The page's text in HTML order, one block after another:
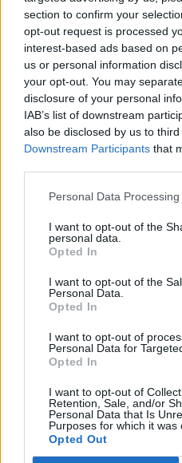
section to confirm your
opt-out request is processed
interest-based ads based on
us or personal information
your opt-out. You may
disclosure of your personal
IAB’s list of downstream
also be disclosed by us to
Downstream Participants that
Personal Data
I want to opt-out of the
personal data.
Opted In
I want to opt-out of the
Personal Data.
Opted In
I want to opt-out of
Personal Data for
Opted In
I want to opt-out of
Retention, Sale, and/or
Personal Data that Is
Purposes for which it was
Opted Out
Η Chery επενδύει 75 εκατ.
Το FIAT 500 Hybrid τώρα από
FTSE4Good
Alpha Bank: Για πρώτη φορά το
πύλες του σε όλους
ΠΕΡΙΣΣΌΤΕΡΑ ΣΕ